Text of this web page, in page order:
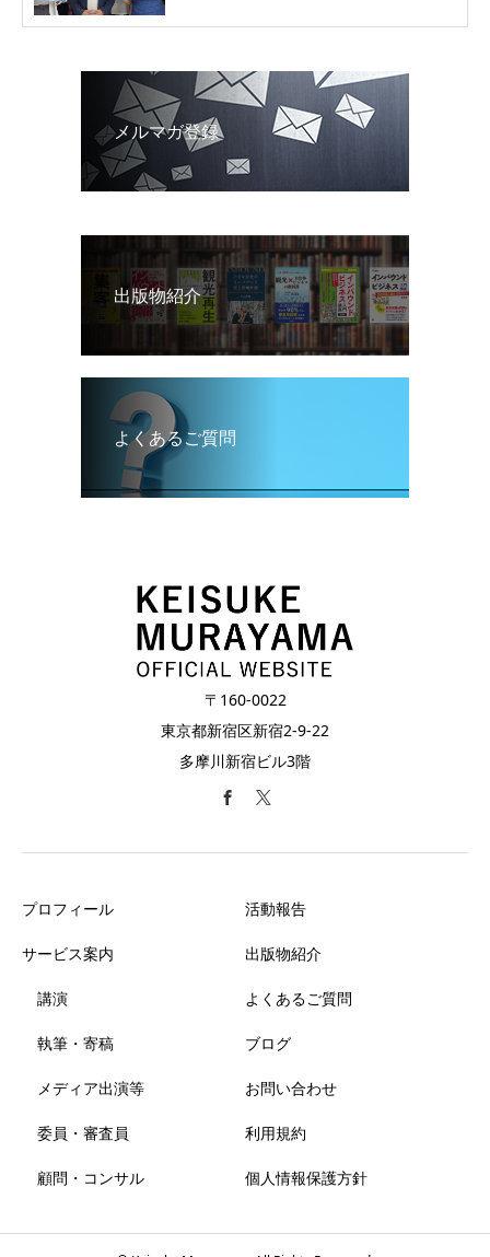
メルマガ登録
出版物紹介
よくあるご質問
〒160-0022
東京都新宿区新宿2-9-22
多摩川新宿ビル3階
プロフィール
サービス案内
講演
執筆・寄稿
メディア出演等
委員・審査員
顧問・コンサル
活動報告
出版物紹介
よくあるご質問
ブログ
お問い合わせ
利用規約
個人情報保護方針